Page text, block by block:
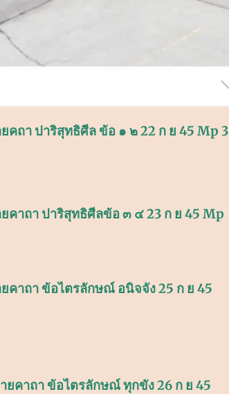
คถา ปาริสุทธิศีล ข้อ ๑ ๒ 22 ก ย 45 Mp 3
คาถา ปาริสุทธิศีลข้อ ๓ ๔ 23 ก ย 45 Mp
คาถา ข้อไตรลักษณ์ อนิจจัง 25 ก ย 45
ยคาถา ข้อไตรลักษณ์ ทุกขัง 26 ก ย 45